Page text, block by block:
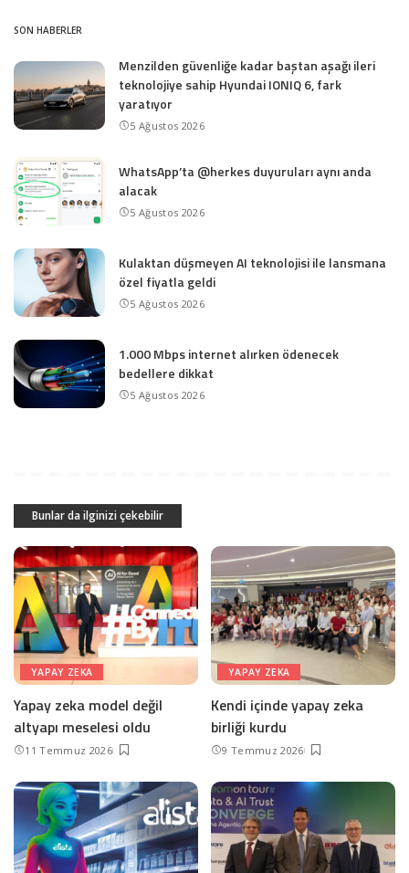
SON HABERLER
Menzilden güvenliğe kadar baştan aşağı ileri
teknolojiye sahip Hyundai IONIQ 6, fark
yaratıyor
5 Ağustos 2026
WhatsApp’ta @herkes duyuruları aynı anda
alacak
5 Ağustos 2026
Kulaktan düşmeyen AI teknolojisi ile lansmana
özel fiyatla geldi
5 Ağustos 2026
1.000 Mbps internet alırken ödenecek
bedellere dikkat
5 Ağustos 2026
Bunlar da ilginizi çekebilir
YAPAY ZEKA
Yapay zeka model değil
altyapı meselesi oldu
11 Temmuz 2026
YAPAY ZEKA
Kendi içinde yapay zeka
birliği kurdu
9 Temmuz 2026